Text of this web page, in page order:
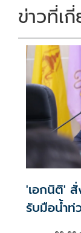
ข่าวที่เ
'เอกนิติ'
รับมือน้ำท่